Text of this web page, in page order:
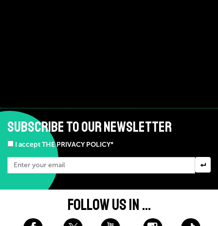
SUBSCRIBE TO OUR NEWSLETTER
I accept THE PRIVACY POLICY*
FOLLOW US IN ...